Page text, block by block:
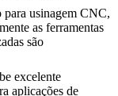
para usinagem CNC,
as ferramentas
são
excelente
aplicações de